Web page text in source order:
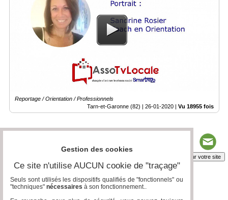
Reportage / Orientation / Professionnels
Tarn-et-Garonne (82) | 26-01-2020 | Vu 18955 fois
Insérez sur votre site
Gestion des cookies
Ce site n'utilise AUCUN cookie de "traçage"
Seuls sont utilisés les dispositifs qualifiés de "fonctionnels" ou
"techniques" nécessaires à son fonctionnement..